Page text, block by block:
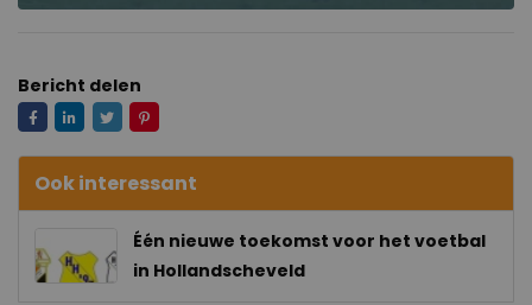
Bericht delen
Ook interessant
Één nieuwe toekomst voor het voetbal
in Hollandscheveld